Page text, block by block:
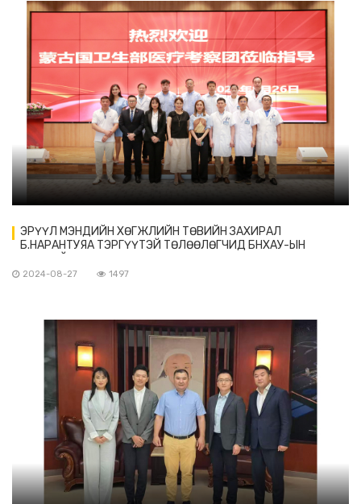
ЭРҮҮЛ МЭНДИЙН ХӨГЖЛИЙН ТӨВИЙН ЗАХИРАЛ
Б.НАРАНТУЯА ТЭРГҮҮТЭЙ ТӨЛӨӨЛӨГЧИД БНХАУ-ЫН
2024-08-27 1497